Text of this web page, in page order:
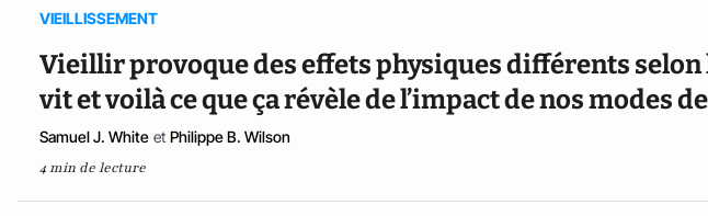
VIEILLISSEMENT
Vieillir provoque des effets physiques différents selon
vit et voilà ce que ça révèle de l’impact de nos modes
Samuel J. White et Philippe B. Wilson
4 min de lecture